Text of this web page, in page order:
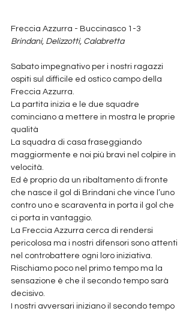
Freccia Azzurra - Buccinasco 1-3
Brindani, Delizzotti, Calabretta
Sabato impegnativo per i nostri ragazzi
ospiti sul difficile ed ostico campo della
Freccia Azzurra.
La partita inizia e le due squadre
cominciano a mettere in mostra le proprie
qualità
La squadra di casa fraseggiando
maggiormente e noi più bravi nel colpire in
velocità.
Ed è proprio da un ribaltamento di fronte
che nasce il gol di Brindani che vince l’uno
contro uno e scaraventa in porta il gol che
ci porta in vantaggio.
La Freccia Azzurra cerca di rendersi
pericolosa ma i nostri difensori sono attenti
nel controbattere ogni loro iniziativa.
Rischiamo poco nel primo tempo ma la
sensazione è che il secondo tempo sarà
decisivo.
I nostri avversari iniziano il secondo tempo